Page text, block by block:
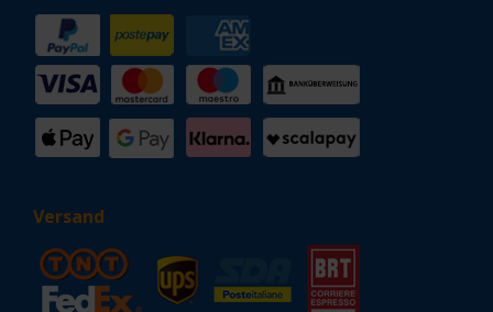
Versand